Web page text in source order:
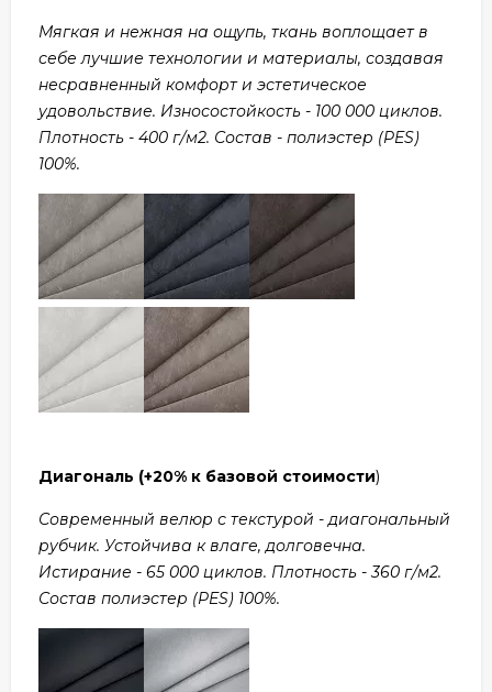
Мягкая и нежная на ощупь, ткань воплощает в
себе лучшие технологии и материалы, создавая
несравненный комфорт и эстетическое
удовольствие. Износостойкость - 100 000 циклов.
Плотность - 400 г/м2. Состав - полиэстер (PES)
100%.
Диагональ (+20% к базовой стоимости)
Современный велюр с текстурой - диагональный
рубчик. Устойчива к влаге, долговечна.
Истирание - 65 000 циклов. Плотность - 360 г/м2.
Состав полиэстер (PES) 100%.